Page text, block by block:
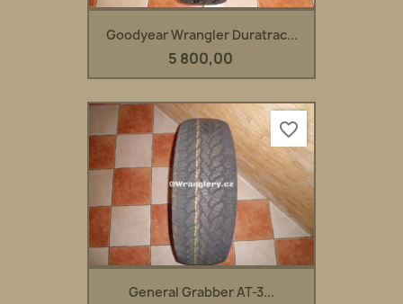
Goodyear Wrangler Duratrac...
5 800,00
General Grabber AT-3...
favorite_border